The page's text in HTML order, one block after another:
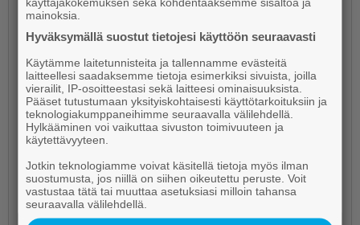
Mitä mieltä olet bingosta?
Tykkään, todella mukavaa puuhaa!
mainoksia.
Hyväksymällä suostut tietojesi käyttöön seuraavasti
Käytämme laitetunnisteita ja tallennamme evästeitä
laitteellesi saadaksemme tietoja esimerkiksi sivuista, joilla
vierailit, IP-osoitteestasi sekä laitteesi ominaisuuksista.
Pääset tutustumaan yksityiskohtaisesti käyttötarkoituksiin ja
teknologiakumppaneihimme seuraavalla välilehdellä.
Hylkääminen voi vaikuttaa sivuston toimivuuteen ja
käytettävyyteen.
Jotkin teknologiamme voivat käsitellä tietoja myös ilman
suostumusta, jos niillä on siihen oikeutettu peruste. Voit
vastustaa tätä tai muuttaa asetuksiasi milloin tahansa
seuraavalla välilehdellä.